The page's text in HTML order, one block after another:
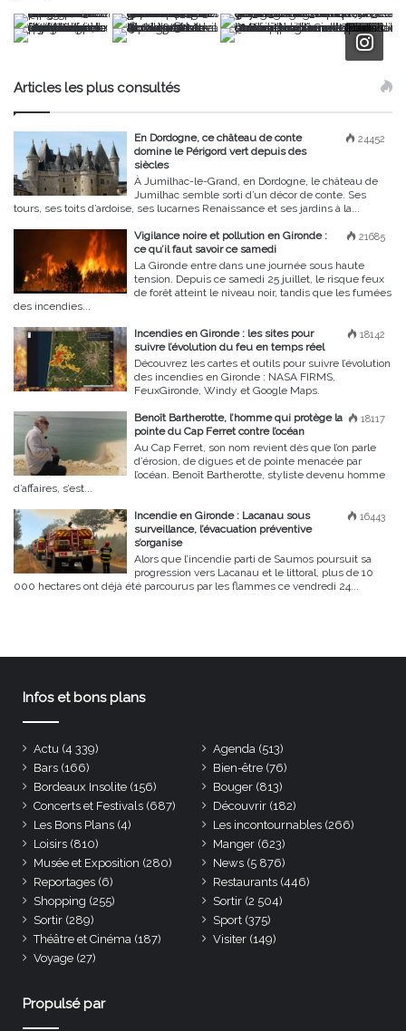
Articles les plus consultés
24452
En Dordogne, ce château de conte
domine le Périgord vert depuis des
siècles
À Jumilhac-le-Grand, en Dordogne, le château de
Jumilhac semble sorti d’un décor de conte. Ses
tours, ses toits d’ardoise, ses lucarnes Renaissance et ses jardins à la...
21685
Vigilance noire et pollution en Gironde :
ce qu’il faut savoir ce samedi
La Gironde entre dans une journée sous haute
tension. Depuis ce samedi 25 juillet, le risque feux
de forêt atteint le niveau noir, tandis que les fumées
des incendies...
18142
Incendies en Gironde : les sites pour
suivre l’évolution du feu en temps réel
Découvrez les cartes et outils pour suivre l’évolution
des incendies en Gironde : NASA FIRMS,
FeuxGironde, Windy et Google Maps.
18117
Benoît Bartherotte, l’homme qui protège la
pointe du Cap Ferret contre l’océan
Au Cap Ferret, son nom revient dès que l’on parle
d’érosion, de digues et de pointe menacée par
l’océan. Benoît Bartherotte, styliste devenu homme
d’affaires, s’est...
16443
Incendie en Gironde : Lacanau sous
surveillance, l’évacuation préventive
s’organise
Alors que l’incendie parti de Saumos poursuit sa
progression vers Lacanau et le littoral, plus de 10
000 hectares ont déjà été parcourus par les flammes ce vendredi 24...
Infos et bons plans
Actu (4 339) Agenda (513)
Bars (166) Bien-être (76)
Bordeaux Insolite (156) Bouger (813)
Concerts et Festivals (687) Découvrir (182)
Les Bons Plans (4) Les incontournables (266)
Loisirs (810) Manger (623)
Musée et Exposition (280) News (5 876)
Reportages (6) Restaurants (446)
Shopping (255) Sortir (2 504)
Sortir (289) Sport (375)
Théâtre et Cinéma (187) Visiter (149)
Voyage (27)
Propulsé par